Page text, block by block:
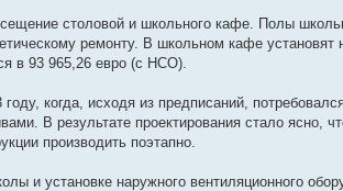
столовой и школьного кафе. Полы
ремонту. В школьном кафе установят
в 93 965,26 евро (с НСО).
когда, исходя из предписаний,
В результате проектирования стало ясно,
производить поэтапно.
и установке наружного вентиляционного